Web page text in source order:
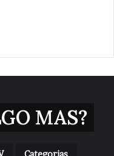
MAS?
Categorias